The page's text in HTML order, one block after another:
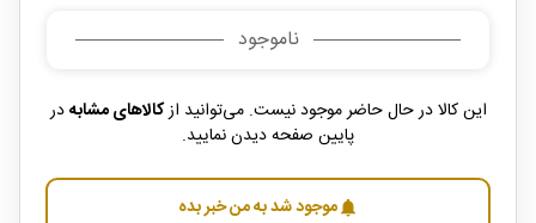
ناموجود
این کالا در حال حاضر موجود نیست. می‌توانید ازکالاهای مشابهدر
پایین صفحه دیدن نمایید.
notificationsموجود شد به من خبر بده